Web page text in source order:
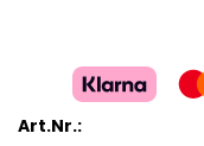
Art.Nr.: